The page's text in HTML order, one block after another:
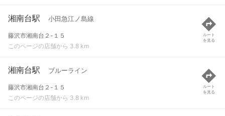
湘南台駅 小田急江ノ島線
藤沢市湘南台２-１５
このページの店舗から 3.8 km
ルート
を見る
湘南台駅 ブルーライン
藤沢市湘南台２-１５
このページの店舗から 3.8 km
ルート
を見る